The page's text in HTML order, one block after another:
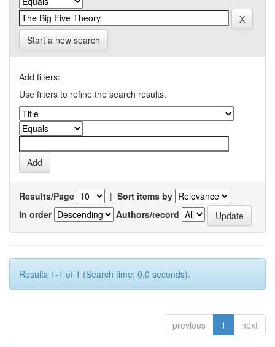
Start a new search
Add filters:
Use filters to refine the search results.
Results/Page | Sort items by
In order
Authors/record
Results 1-1 of 1 (Search time: 0.0 seconds).
previous 1 next